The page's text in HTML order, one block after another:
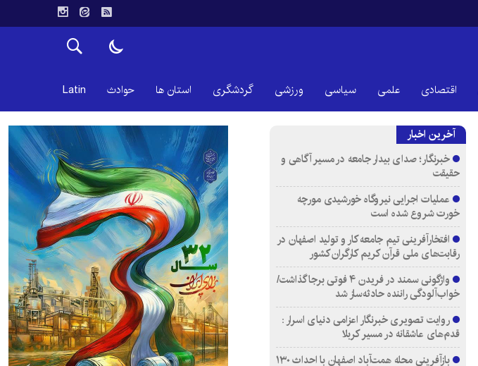
اقتصادی علمی سیاسی ورزشی گردشگری استان ها حوادث Latin
آخرین اخبار
خبرنگار؛ صدای بیدار جامعه در مسیر آگاهی و
حقیقت
عملیات اجرایی نیروگاه خورشیدی مورچه
خورت شروع شده است
افتخارآفرینی تیم جامعه کار و تولید اصفهان در
رقابت‌های ملی قرآن کریم کارگران کشور
واژگونی سمند در فریدن ۴ فوتی برجا گذاشت/
خواب‌آلودگی راننده حادثه‌ساز شد
روایت تصویری خبرنگار اعزامی دنیای اسرار :
قدم‌های عاشقانه در مسیر کربلا
بازآفرینی محله همت‌آباد اصفهان با احداث ۱۳۰